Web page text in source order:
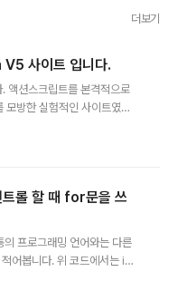
더보기
사이트 입니다.
액션스크립트를 본격적으로
모방한 실험적인 사이트였습
트롤 할 때 for문을 쓰
로그래밍 언어와는 다른
어봅니다. 위 코드에서는 i가